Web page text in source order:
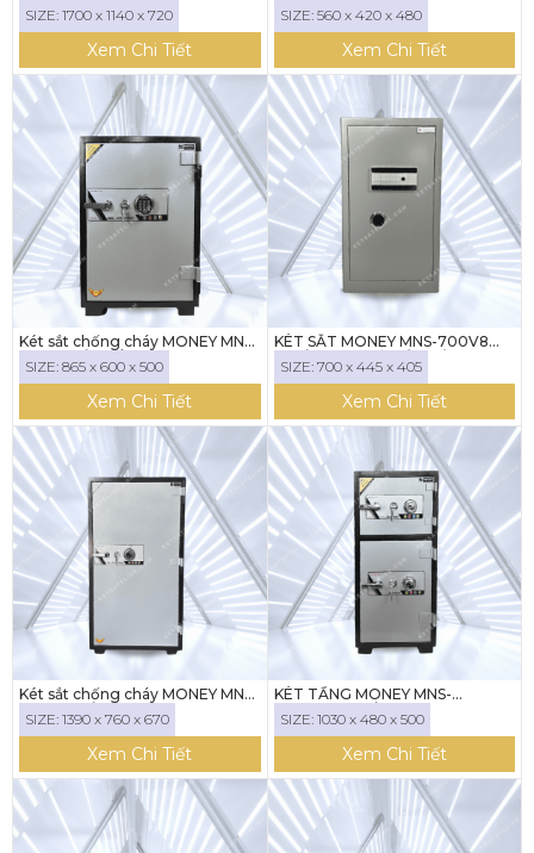
SIZE: 1700 x 1140 x 720
Xem Chi Tiết
NHẬN DIỆN BẰNG KHUÔN MẶT,
KẾT NỐI ĐIỆN THOẠI)
SIZE: 560 x 420 x 480
Xem Chi Tiết
Két sắt chống cháy MONEY MNS-
87F ( KHÓA VÂN TAY)
SIZE: 865 x 600 x 500
Xem Chi Tiết
KÉT SẮT MONEY MNS-700V8
(KHÓA ĐIỆN TỬ KẾT NỐI ĐIỆN
THOẠI)
SIZE: 700 x 445 x 405
Xem Chi Tiết
Két sắt chống cháy MONEY MNS-
SIZE: 1390 x 760 x 670
Xem Chi Tiết
KÉT TẦNG MONEY MNS-
SIZE: 1030 x 480 x 500
Xem Chi Tiết